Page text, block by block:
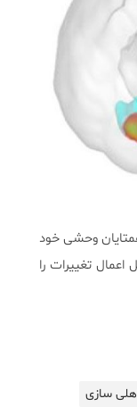
وحشی خود
تغییرات را
سازی